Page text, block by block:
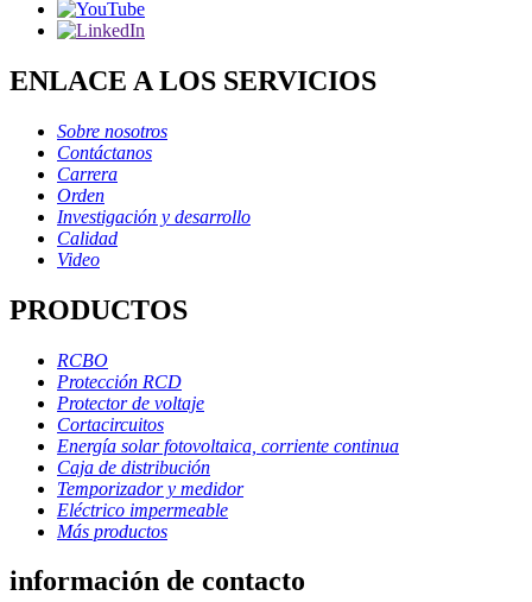
ENLACE A LOS SERVICIOS
Sobre nosotros
Contáctanos
Carrera
Orden
Investigación y desarrollo
Calidad
Video
PRODUCTOS
RCBO
Protección RCD
Protector de voltaje
Cortacircuitos
Energía solar fotovoltaica, corriente continua
Caja de distribución
Temporizador y medidor
Eléctrico impermeable
Más productos
información de contacto